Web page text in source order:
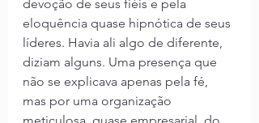
devoção de seus fiéis e pela
eloquência quase hipnótica de seus
líderes. Havia ali algo de diferente,
diziam alguns. Uma presença que
não se explicava apenas pela fé,
mas por uma organização